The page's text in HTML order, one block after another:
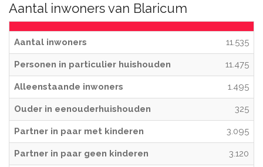
Aantal inwoners van Blaricum
Aantal inwoners 11.535
Personen in particulier huishouden 11.475
Alleenstaande inwoners 1.495
Ouder in eenouderhuishouden 325
Partner in paar met kinderen 3.095
Partner in paar geen kinderen 3.120